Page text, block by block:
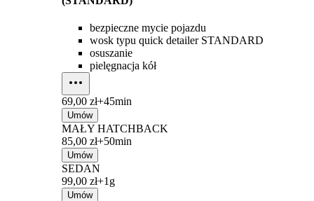
bezpieczne mycie pojazdu
wosk typu quick detailer STANDARD
osuszanie
pielęgnacja kół
69,00 zł+45min
Umów
MAŁY HATCHBACK
85,00 zł+50min
Umów
SEDAN
99,00 zł+1g
Umów